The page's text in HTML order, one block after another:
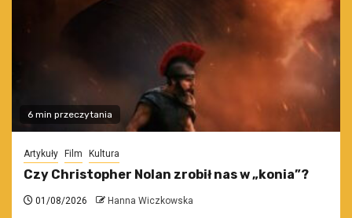
6 min przeczytania
Artykuły Film Kultura
Czy Christopher Nolan zrobił nas w „konia”?
01/08/2026 Hanna Wiczkowska